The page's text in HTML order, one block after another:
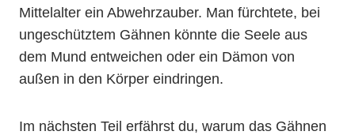
Mittelalter ein Abwehrzauber. Man fürchtete, bei
ungeschütztem Gähnen könnte die Seele aus
dem Mund entweichen oder ein Dämon von
außen in den Körper eindringen.
Im nächsten Teil erfährst du, warum das Gähnen